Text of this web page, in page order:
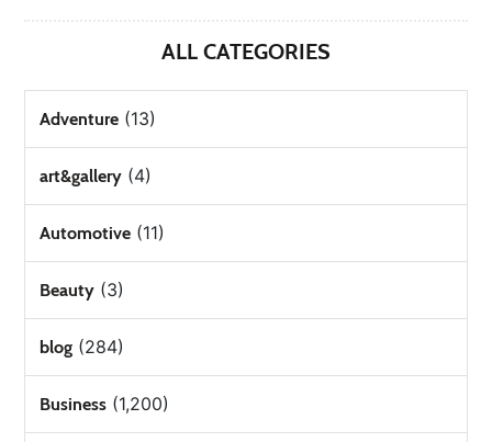
ALL CATEGORIES
Adventure (13)
art&gallery (4)
Automotive (11)
Beauty (3)
blog (284)
Business (1,200)